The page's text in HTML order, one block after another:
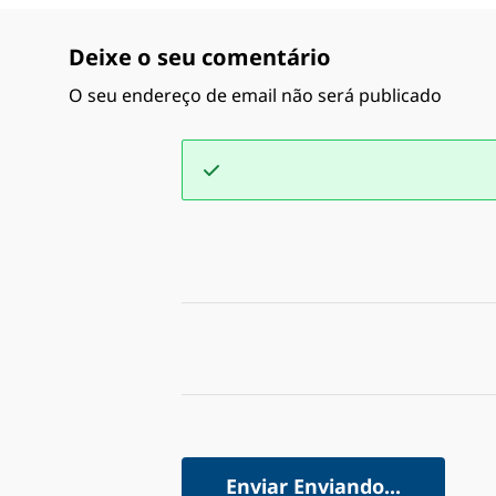
Deixe o seu comentário
O seu endereço de email não será publicado
Enviar Enviando...